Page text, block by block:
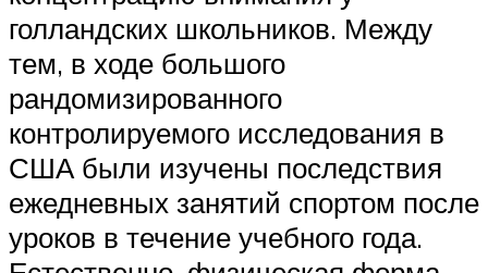
голландских школьников. Между
тем, в ходе большого
рандомизированного
контролируемого исследования в
США были изучены последствия
ежедневных занятий спортом после
уроков в течение учебного года.